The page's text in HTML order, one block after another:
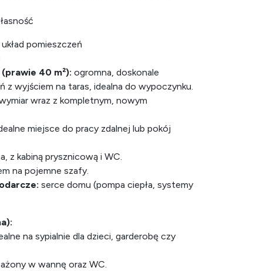
pomieszczeń
40 m²): ogromna, doskonale
z wyjściem na taras, idealna do wypoczynku.
wraz z kompletnym, nowym
miejsce do pracy zdalnej lub pokój
z kabiną prysznicową i WC.
na pojemne szafy.
serce domu (pompa ciepła, systemy
na sypialnie dla dzieci, garderobę czy
w wannę oraz WC.